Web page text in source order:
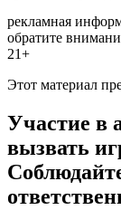
рекламная
обратите
21+
Этот материал
Участие в
вызвать